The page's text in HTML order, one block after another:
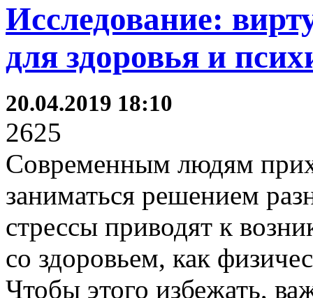
Исследование:
для здоровья и
20.04.2019 18:10
2625
Современным людям
заниматься решением
стрессы приводят к
со здоровьем, как
Чтобы этого избежать,